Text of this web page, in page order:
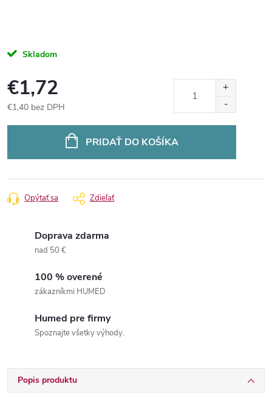
Skladom
€1,72
€1,40 bez DPH
PRIDAŤ DO KOŠÍKA
Opýtať sa Zdieľať
Doprava zdarma
nad 50 €
100 % overené
zákazníkmi HUMED
Humed pre firmy
Spoznajte všetky výhody.
Popis produktu